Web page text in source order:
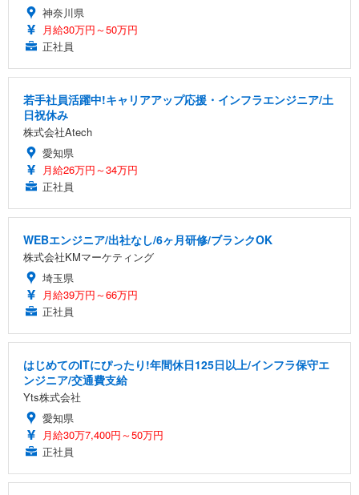
神奈川県
月給30万円～50万円
正社員
若手社員活躍中!キャリアアップ応援・インフラエンジニア/土
日祝休み
株式会社Atech
愛知県
月給26万円～34万円
正社員
WEBエンジニア/出社なし/6ヶ月研修/ブランクOK
株式会社KMマーケティング
埼玉県
月給39万円～66万円
正社員
はじめてのITにぴったり!年間休日125日以上/インフラ保守エ
ンジニア/交通費支給
Yts株式会社
愛知県
月給30万7,400円～50万円
正社員